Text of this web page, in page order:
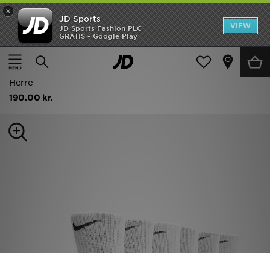
×
JD Sports
JD Sports Fashion PLC
GRATIS - Google Play
VIEW
Hjem
Damer Dametilbehør Sokker
Nike 6-Pakke Everyday Cushioned Training Crew Sokker
Herre
190.00 kr.
Hjem
Udsalg
Herrer
Damer